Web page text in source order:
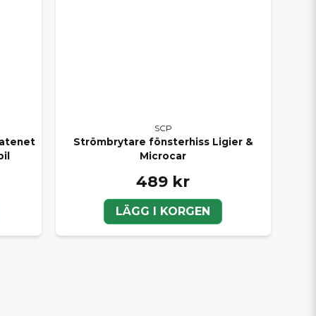
du lita på att du hittar rätt delar hos oss. Med
SCP
Strömbrytare fönsterhiss Ligier &
Microcar
489 kr
LÄGG I KORGEN